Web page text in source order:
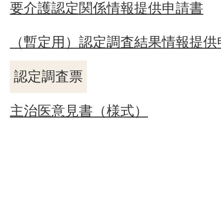
要介護認定関係情報提供申請書
（暫定用）認定調査結果情報提
認定調査票
主治医意見書（様式）